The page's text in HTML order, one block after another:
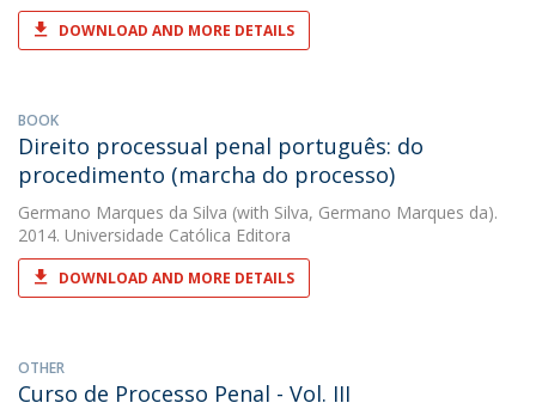
DOWNLOAD AND MORE DETAILS
BOOK
Direito processual penal português: do
procedimento (marcha do processo)
Germano Marques da Silva (with Silva, Germano Marques da).
2014. Universidade Católica Editora
DOWNLOAD AND MORE DETAILS
OTHER
Curso de Processo Penal - Vol. III